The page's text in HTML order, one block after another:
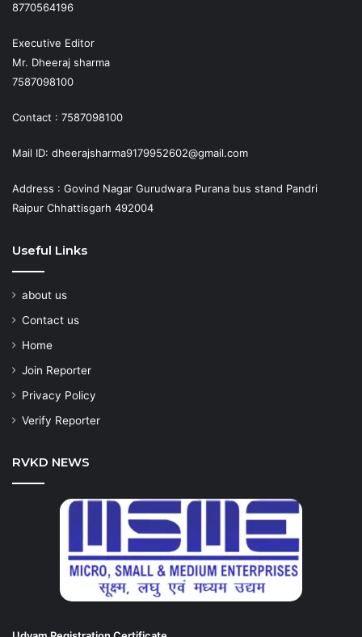
8770564196
Executive Editor
Mr. Dheeraj sharma
7587098100
Contact : 7587098100
Mail ID: dheerajsharma9179952602@gmail.com
Address : Govind Nagar Gurudwara Purana bus stand Pandri
Raipur Chhattisgarh 492004
Useful Links
about us
Contact us
Home
Join Reporter
Privacy Policy
Verify Reporter
RVKD NEWS